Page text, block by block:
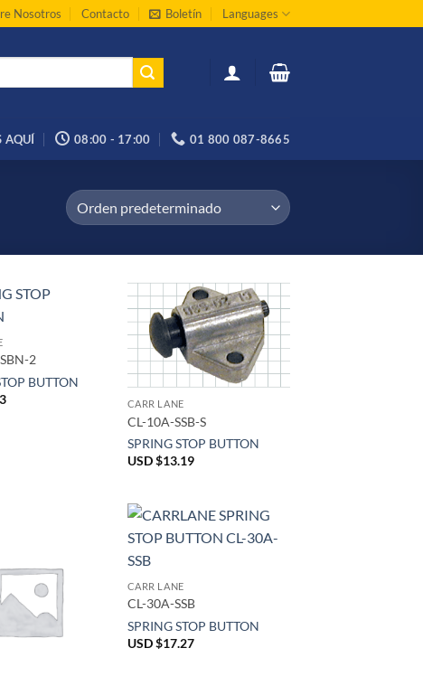
Nosotros Contacto Boletín Languages
AQUÍ 08:00 - 17:00 01 800 087-8665
2
BUTTON
CARR LANE
CL-10A-SSB-S
SPRING STOP BUTTON
USD $13.19
CARR LANE
CL-30A-SSB
SPRING STOP BUTTON
USD $17.27